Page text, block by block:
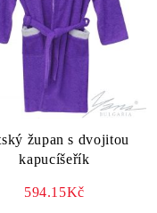
župan s dvojitou
kapucíšeřík
594.15Kč